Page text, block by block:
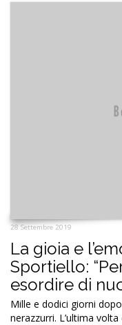
28 Settembre 2019
La gioia e
Sportiello:
esordire di
Mille e dodici giorni
nerazzurri. L’ultima